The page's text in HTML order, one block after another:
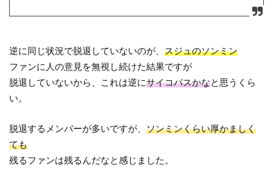
逆に同じ状況で脱退していないのが、スジュのソンミン
ファンに人の意見を無視し続けた結果ですが
脱退していないから、これは逆にサイコパスかなと思うくら
い。
脱退するメンバーが多いですが、ソンミンくらい厚かましく
ても
残るファンは残るんだなと感じました。